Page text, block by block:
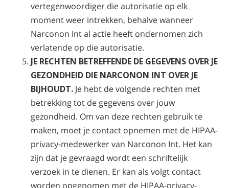
vertegenwoordiger die autorisatie op elk
moment weer intrekken, behalve wanneer
Narconon Int al actie heeft ondernomen zich
verlatende op die autorisatie.
JE RECHTEN BETREFFENDE DE GEGEVENS OVER JE
GEZONDHEID DIE NARCONON INT OVER JE
BIJHOUDT. Je hebt de volgende rechten met
betrekking tot de gegevens over jouw
gezondheid. Om van deze rechten gebruik te
maken, moet je contact opnemen met de HIPAA-
privacy-medewerker van Narconon Int. Het kan
zijn dat je gevraagd wordt een schriftelijk
verzoek in te dienen. Er kan als volgt contact
worden opgenomen met de HIPAA-privacy-